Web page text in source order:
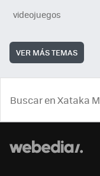
videojuegos
VER MÁS TEMAS